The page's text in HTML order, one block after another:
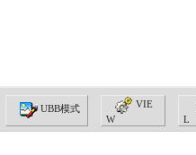
UBB模式
VIE
W
L